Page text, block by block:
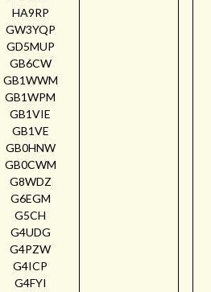
HA9RP
GW3YQP
GD5MUP
GB6CW
GB1WWM
GB1WPM
GB1VIE
GB1VE
GB0HNW
GB0CWM
G8WDZ
G6EGM
G5CH
G4UDG
G4PZW
G4ICP
G4FYI